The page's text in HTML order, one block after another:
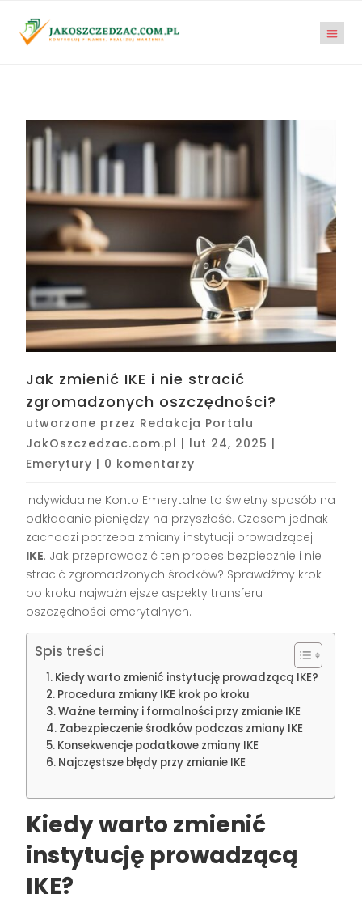
Jak zmienić IKE i nie stracić
zgromadzonych oszczędności?
utworzone przez Redakcja Portalu
JakOszczedzac.com.pl | lut 24, 2025 |
Emerytury | 0 komentarzy
Indywidualne Konto Emerytalne to świetny sposób na
odkładanie pieniędzy na przyszłość. Czasem jednak
zachodzi potrzeba zmiany instytucji prowadzącej
IKE. Jak przeprowadzić ten proces bezpiecznie i nie
stracić zgromadzonych środków? Sprawdźmy krok
po kroku najważniejsze aspekty transferu
oszczędności emerytalnych.
Spis treści
Kiedy warto zmienić instytucję prowadzącą IKE?
Procedura zmiany IKE krok po kroku
Ważne terminy i formalności przy zmianie IKE
Zabezpieczenie środków podczas zmiany IKE
Konsekwencje podatkowe zmiany IKE
Najczęstsze błędy przy zmianie IKE
Kiedy warto zmienić
instytucję prowadzącą
IKE?